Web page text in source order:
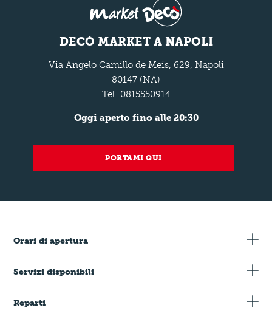
DECÒ MARKET A NAPOLI
Via Angelo Camillo de Meis, 629, Napoli
80147 (NA)
Tel. 0815550914
Oggi aperto fino alle 20:30
PORTAMI QUI
Orari di apertura
Servizi disponibili
Carte di Credito
Reparti